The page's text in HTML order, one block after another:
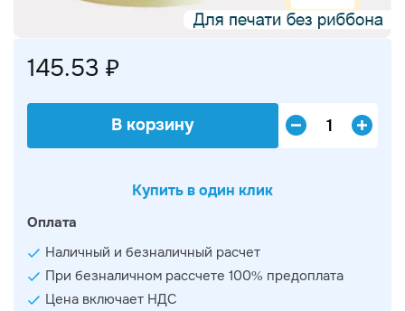
145.53 ₽
В корзину
Купить в один клик
Оплата
Наличный и безналичный расчет
При безналичном рассчете 100% предоплата
Цена включает НДС